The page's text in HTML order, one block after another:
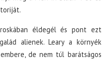
éldegél és pont ezt
alienek. Leary a környék
de nem túl barátságos